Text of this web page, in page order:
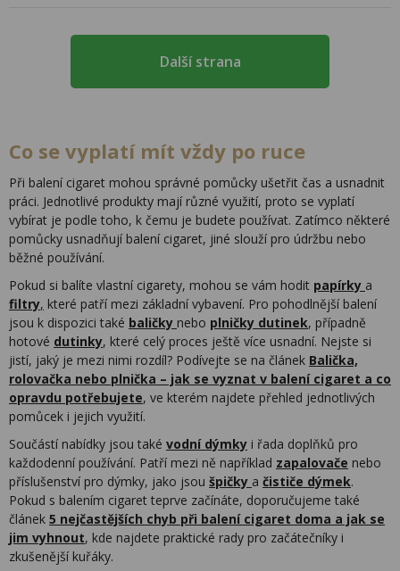
Další strana
Co se vyplatí mít vždy po ruce
Při balení cigaret mohou správné pomůcky ušetřit čas a usnadnit
práci. Jednotlivé produkty mají různé využití, proto se vyplatí
vybírat je podle toho, k čemu je budete používat. Zatímco některé
pomůcky usnadňují balení cigaret, jiné slouží pro údržbu nebo
běžné používání.
Pokud si balíte vlastní cigarety, mohou se vám hodit papírky a
filtry, které patří mezi základní vybavení. Pro pohodlnější balení
jsou k dispozici také baličky nebo plničky dutinek, případně
hotové dutinky, které celý proces ještě více usnadní. Nejste si
jistí, jaký je mezi nimi rozdíl? Podívejte se na článek Balička,
rolovačka nebo plnička – jak se vyznat v balení cigaret a co
opravdu potřebujete, ve kterém najdete přehled jednotlivých
pomůcek i jejich využití.
Součástí nabídky jsou také vodní dýmky i řada doplňků pro
každodenní používání. Patří mezi ně například zapalovače nebo
příslušenství pro dýmky, jako jsou špičky a čističe dýmek.
Pokud s balením cigaret teprve začínáte, doporučujeme také
článek 5 nejčastějších chyb při balení cigaret doma a jak se
jim vyhnout, kde najdete praktické rady pro začátečníky i
zkušenější kuřáky.